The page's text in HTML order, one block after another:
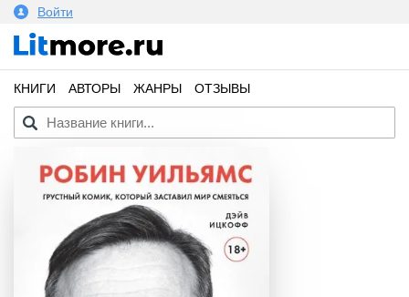
Войти
КНИГИ АВТОРЫ ЖАНРЫ ОТЗЫВЫ